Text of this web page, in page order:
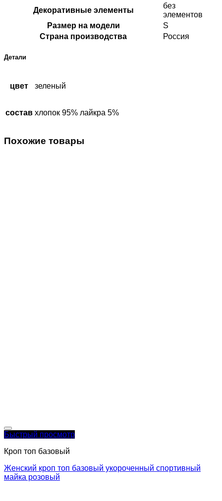
Декоративные элементы
без
элементов
Размер на модели
S
Страна производства
Россия
Детали
цвет зеленый
состав хлопок 95% лайкра 5%
Похожие товары
Быстрый просмотр
Кроп топ базовый
Женский кроп топ базовый укороченный спортивный
майка розовый